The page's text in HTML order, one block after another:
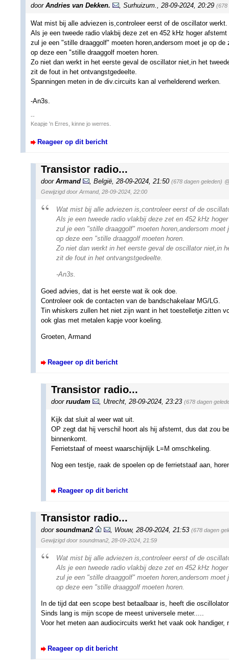
door Andries van Dekken. , Surhuizum., 28-09-2024, 20:29 (678
Wat mist bij alle adviezen is,controleer eerst of de oscillator werkt.
Als je een tweede radio vlakbij deze zet en 452 kHz hoger afstemt
zul je een "stille draaggolf" moeten horen,andersom moet je op de
op deze een "stille draaggolf moeten horen.
Zo niet dan werkt in het eerste geval de oscillator niet,in het
zit de fout in het ontvangstgedeelte.
Spanningen meten in de div.circuits kan al verhelderend werken.
-An3s.
--
Keapje 'n Erres, kinne jo werres.
Reageer op dit bericht
Transistor radio...
door Armand , België, 28-09-2024, 21:50 (678 dagen geleden)
Gewijzigd door Armand, 28-09-2024, 22:00
Wat mist bij alle adviezen is,controleer eerst of de
Als je een tweede radio vlakbij deze zet en 452 kHz
zul je een "stille draaggolf" moeten horen,andersom moet
op deze een "stille draaggolf moeten horen.
Zo niet dan werkt in het eerste geval de oscillator niet,in
zit de fout in het ontvangstgedeelte.
-An3s.
Goed advies, dat is het eerste wat ik ook doe.
Controleer ook de contacten van de bandschakelaar MG/LG.
Tin whiskers zullen het niet zijn want in het toestelletje zitten
ook glas met metalen kapje voor koeling.
Groeten, Armand
Reageer op dit bericht
Transistor radio...
door ruudam Utrecht 28-09-2024, 23:23 (678 dagen
Kijk dat sluit al weer wat uit.
OP zegt dat hij verschil hoort als hij afstemt, dus dat zou
binnenkomt.
Ferrietstaaf of meest waarschijnlijk L=M omschkeling.
Nog een testje, raak de spoelen op de ferrietstaaf aan,
Reageer op dit bericht
Transistor radio...
door soundman2 Wouw, 28-09-2024, 21:53 (678 dagen
Gewijzigd door soundman2, 28-09-2024, 21:59
Wat mist bij alle adviezen is,controleer eerst of de
Als je een tweede radio vlakbij deze zet en 452 kHz
zul je een "stille draaggolf" moeten horen,andersom moet
op deze een "stille draaggolf moeten horen.
In de tijd dat een scope best betaalbaar is, heeft die
Sinds lang is mijn scope de meest universele meter.....
Voor het meten aan audiocircuits werkt het vaak ook handiger,
Reageer op dit bericht